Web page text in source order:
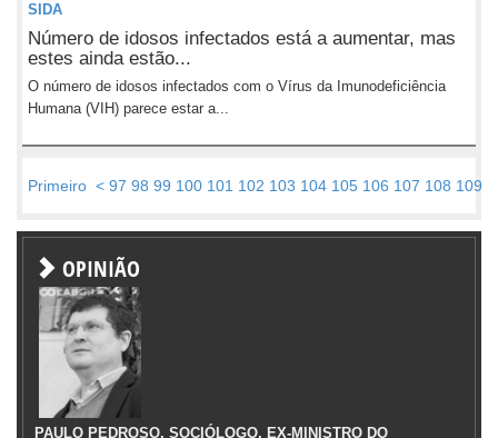
SIDA
Número de idosos infectados está a aumentar, mas
estes ainda estão...
O número de idosos infectados com o Vírus da Imunodeficiência
Humana (VIH) parece estar a...
Primeiro < 97 98 99 100 101 102 103 104 105 106 107 108 109
OPINIÃO
PAULO PEDROSO, SOCIÓLOGO, EX-MINISTRO DO